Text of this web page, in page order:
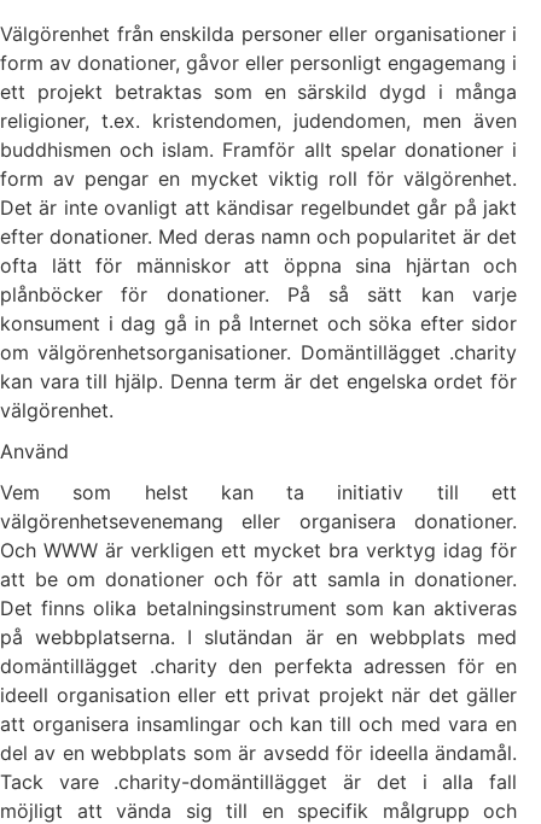
Välgörenhet från enskilda personer eller organisationer i
form av donationer, gåvor eller personligt engagemang i
ett projekt betraktas som en särskild dygd i många
religioner, t.ex. kristendomen, judendomen, men även
buddhismen och islam. Framför allt spelar donationer i
form av pengar en mycket viktig roll för välgörenhet.
Det är inte ovanligt att kändisar regelbundet går på jakt
efter donationer. Med deras namn och popularitet är det
ofta lätt för människor att öppna sina hjärtan och
plånböcker för donationer. På så sätt kan varje
konsument i dag gå in på Internet och söka efter sidor
om välgörenhetsorganisationer. Domäntillägget .charity
kan vara till hjälp. Denna term är det engelska ordet för
välgörenhet.
Använd
Vem som helst kan ta initiativ till ett
välgörenhetsevenemang eller organisera donationer.
Och WWW är verkligen ett mycket bra verktyg idag för
att be om donationer och för att samla in donationer.
Det finns olika betalningsinstrument som kan aktiveras
på webbplatserna. I slutändan är en webbplats med
domäntillägget .charity den perfekta adressen för en
ideell organisation eller ett privat projekt när det gäller
att organisera insamlingar och kan till och med vara en
del av en webbplats som är avsedd för ideella ändamål.
Tack vare .charity-domäntillägget är det i alla fall
möjligt att vända sig till en specifik målgrupp och